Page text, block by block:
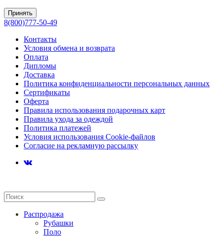
Принять
8(800)777-50-49
Контакты
Условия обмена и возврата
Оплата
Дипломы
Доставка
Политика конфиденциальности персональных данных
Сертификаты
Оферта
Правила использования подарочных карт
Правила ухода за одеждой
Политика платежей
Условия использования Cookie-файлов
Согласие на рекламную рассылку
Распродажа
Рубашки
Поло